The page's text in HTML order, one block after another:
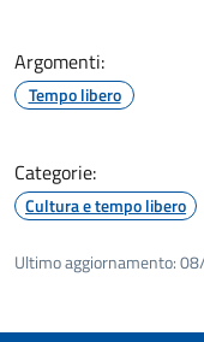
Argomenti:
Tempo libero
Categorie:
Cultura e tempo libero
Ultimo aggiornamento: